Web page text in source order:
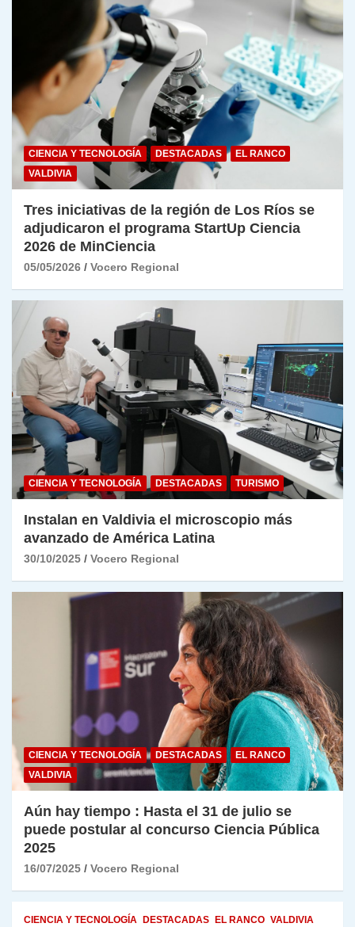
CIENCIA Y TECNOLOGÍA DESTACADAS
EL RANCO
VALDIVIA
Tres iniciativas de la región de Los Ríos se
adjudicaron el programa StartUp Ciencia
2026 de MinCiencia
05/05/2026 Vocero Regional
CIENCIA Y TECNOLOGÍA DESTACADAS TURISMO
Instalan en Valdivia el microscopio más
avanzado de América Latina
30/10/2025 Vocero Regional
CIENCIA Y TECNOLOGÍA DESTACADAS
EL RANCO
VALDIVIA
Aún hay tiempo : Hasta el 31 de julio se
puede postular al concurso Ciencia Pública
2025
16/07/2025 Vocero Regional
CIENCIA Y TECNOLOGÍA DESTACADAS EL RANCO VALDIVIA